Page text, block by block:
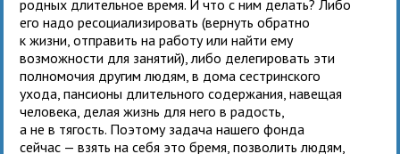
родных длительное время. И что с ним делать? Либо
его надо ресоциализировать (вернуть обратно
к жизни, отправить на работу или найти ему
возможности для занятий), либо делегировать эти
полномочия другим людям, в дома сестринского
ухода, пансионы длительного содержания, навещая
человека, делая жизнь для него в радость,
а не в тягость. Поэтому задача нашего фонда
сейчас — взять на себя это бремя, позволить людям,